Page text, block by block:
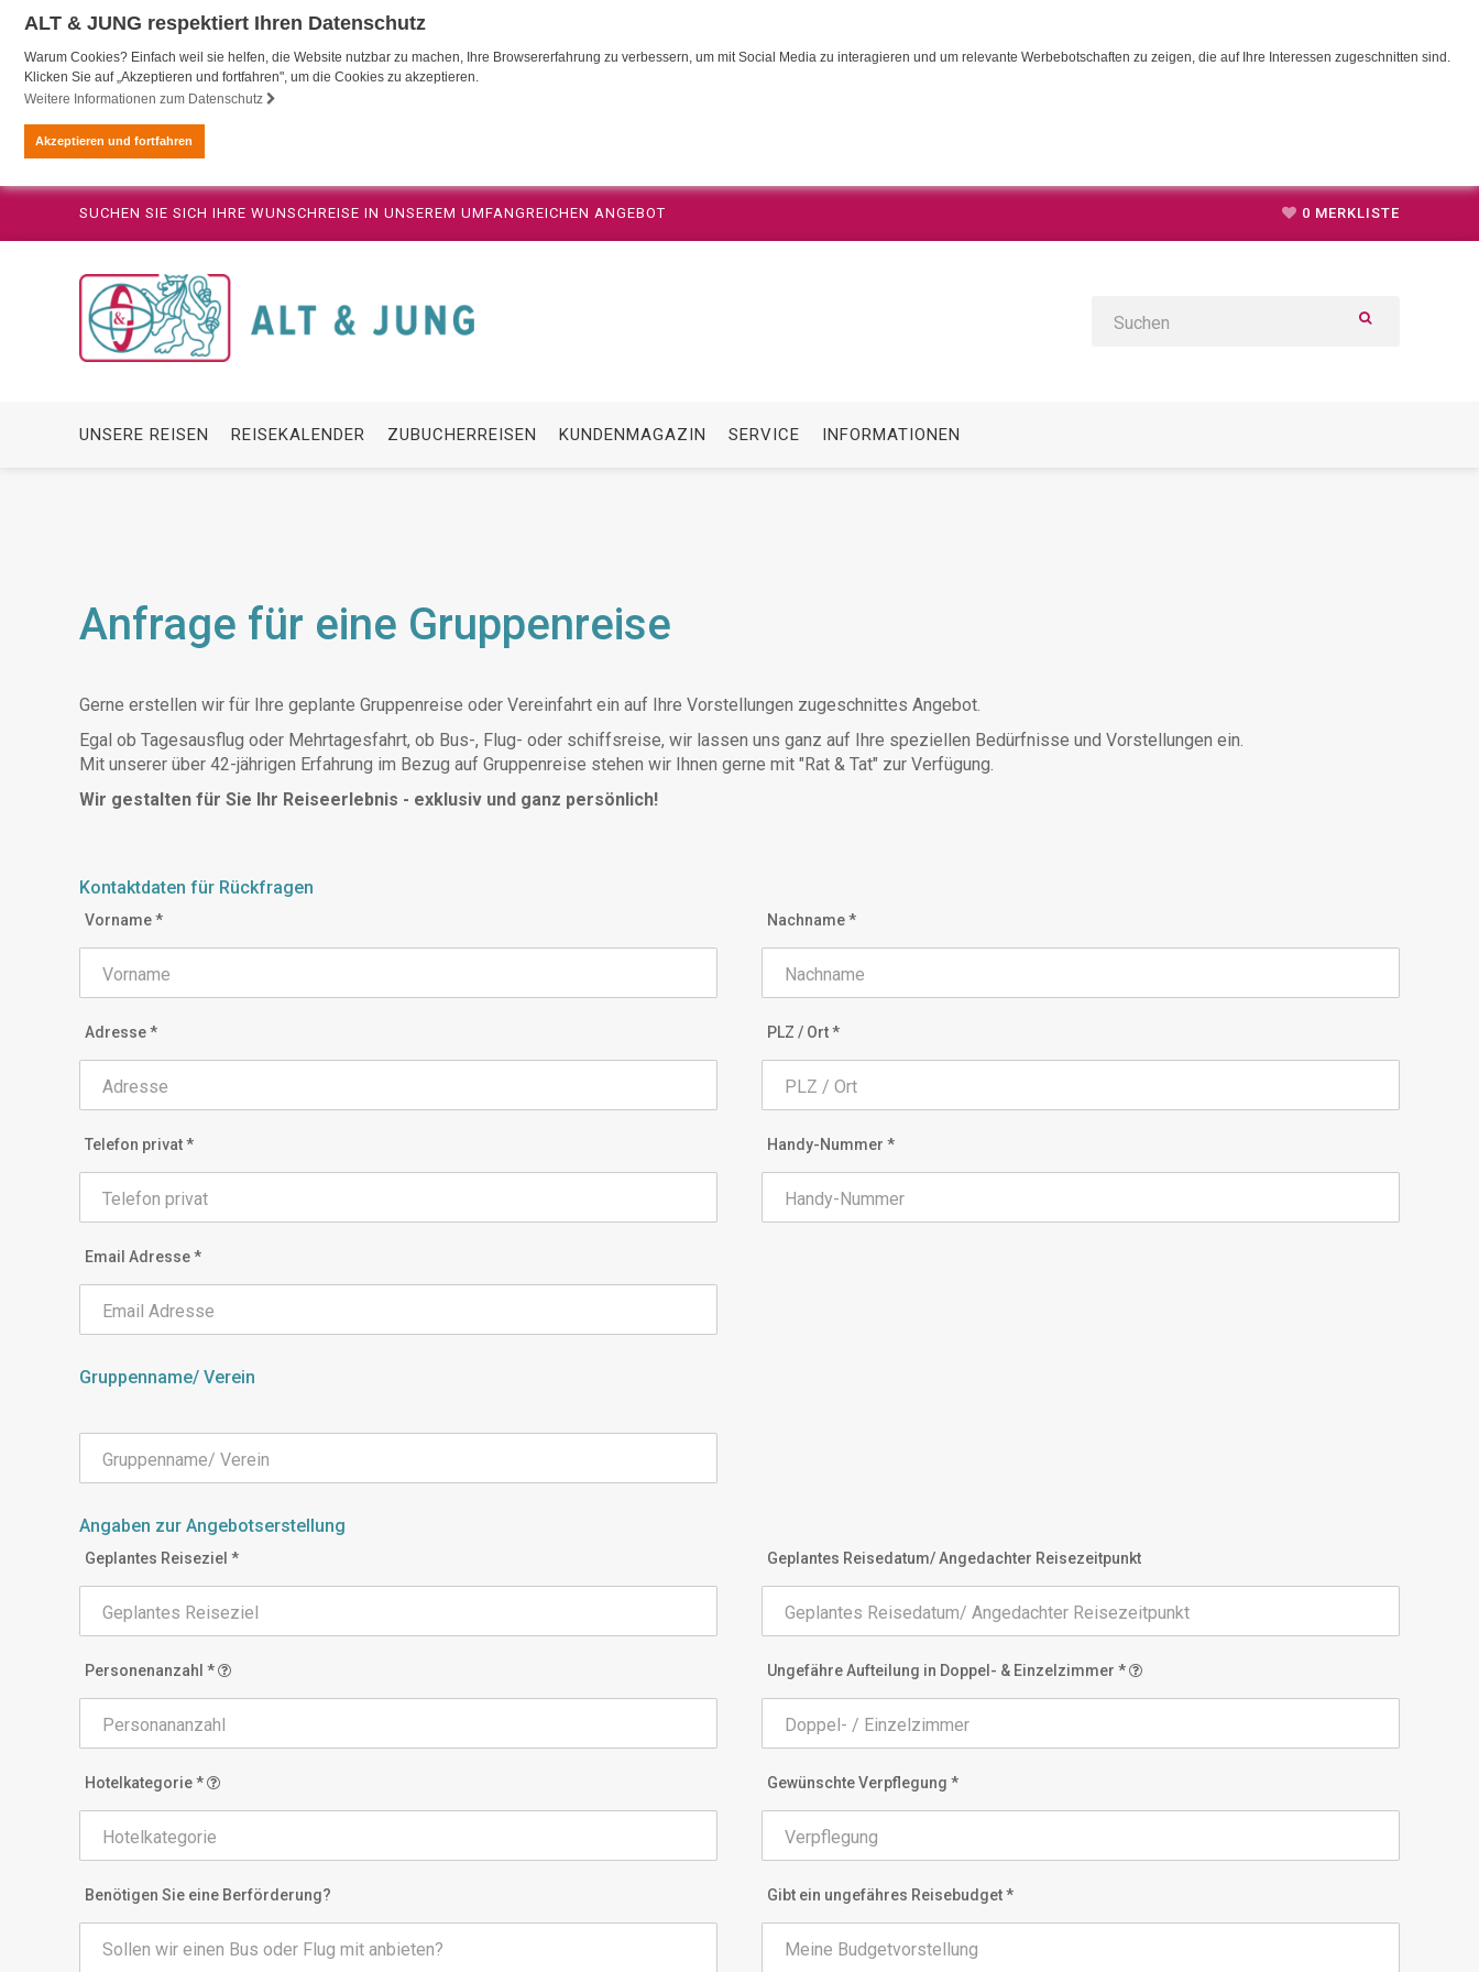
ALT & JUNG respektiert Ihren Datenschutz
Warum Cookies? Einfach weil sie helfen, die Website nutzbar zu machen, Ihre Browsererfahrung zu verbessern, um mit Social Media zu interagieren und um relevante Werbebotschaften zu zeigen, die auf Ihre Interessen zugeschnitten sind.
Klicken Sie auf „Akzeptieren und fortfahren", um die Cookies zu akzeptieren.
Weitere Informationen zum Datenschutz
Akzeptieren und fortfahren
SUCHEN SIE SICH IHRE WUNSCHREISE IN UNSEREM UMFANGREICHEN ANGEBOT 0 MERKLISTE
UNSERE REISEN REISEKALENDER ZUBUCHERREISEN KUNDENMAGAZIN SERVICE INFORMATIONEN
Anfrage für eine Gruppenreise
Gerne erstellen wir für Ihre geplante Gruppenreise oder Vereinfahrt ein auf Ihre Vorstellungen zugeschnittes Angebot.
Egal ob Tagesausflug oder Mehrtagesfahrt, ob Bus-, Flug- oder schiffsreise, wir lassen uns ganz auf Ihre speziellen Bedürfnisse und Vorstellungen ein.
Mit unserer über 42-jährigen Erfahrung im Bezug auf Gruppenreise stehen wir Ihnen gerne mit "Rat & Tat" zur Verfügung.
Wir gestalten für Sie Ihr Reiseerlebnis - exklusiv und ganz persönlich!
Kontaktdaten für Rückfragen
Vorname * Nachname *
Adresse * PLZ / Ort *
Telefon privat * Handy-Nummer *
Email Adresse *
Gruppenname/ Verein
Angaben zur Angebotserstellung
Geplantes Reiseziel * Geplantes Reisedatum/ Angedachter Reisezeitpunkt
Personenanzahl * Ungefähre Aufteilung in Doppel- & Einzelzimmer *
Hotelkategorie * Gewünschte Verpflegung *
Benötigen Sie eine Berförderung? Gibt ein ungefähres Reisebudget *